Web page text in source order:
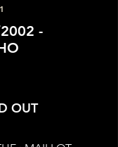
-
OUT